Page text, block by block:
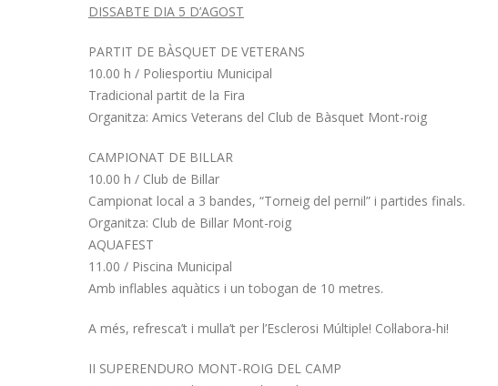
DISSABTE DIA 5 D’AGOST
PARTIT DE BÀSQUET DE VETERANS
10.00 h / Poliesportiu Municipal
Tradicional partit de la Fira
Organitza: Amics Veterans del Club de Bàsquet Mont-roig
CAMPIONAT DE BILLAR
10.00 h / Club de Billar
Campionat local a 3 bandes, “Torneig del pernil” i partides finals.
Organitza: Club de Billar Mont-roig
AQUAFEST
11.00 / Piscina Municipal
Amb inflables aquàtics i un tobogan de 10 metres.
A més, refresca’t i mulla’t per l’Esclerosi Múltiple! Col·labora-hi!
II SUPERENDURO MONT-ROIG DEL CAMP